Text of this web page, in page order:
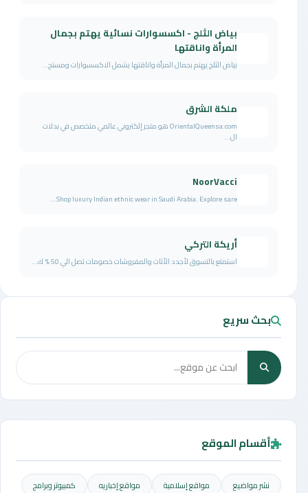
بياض الثلج - اكسسوارات نسائية يهتم بجمال
المرأة واناقتها
بياض الثلج يهتم بجمال المرأة واناقتها يشمل الاكسسوارات ومستح...
ملكة الشرق
OrientalQueensa.com هو متجر إلكتروني عالمي متخصص في بدلات
ال...
NoorVacci
Shop luxury Indian ethnic wear in Saudi Arabia. Explore sare...
أريكة التركي
استمتع بالتسوق لأجدد الأثاث والمفروشات خصومات تصل الي 50 % ك...
بحث سريع
أقسام الموقع
نشر مواضيع مواقع إسلامية مواقع إخباريه
كمبيوتر وبرامج